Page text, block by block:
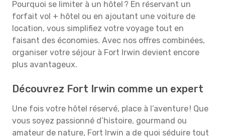
Pourquoi se limiter à un hôtel ? En réservant un
forfait vol + hôtel ou en ajoutant une voiture de
location, vous simplifiez votre voyage tout en
faisant des économies. Avec nos offres combinées,
organiser votre séjour à Fort Irwin devient encore
plus avantageux.
Découvrez Fort Irwin comme un expert
Une fois votre hôtel réservé, place à l’aventure ! Que
vous soyez passionné d’histoire, gourmand ou
amateur de nature, Fort Irwin a de quoi séduire tout